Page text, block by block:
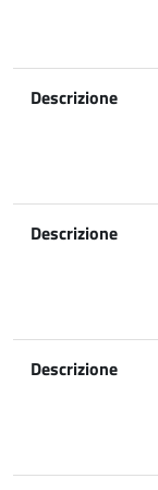
Descrizione
Descrizione
Descrizione